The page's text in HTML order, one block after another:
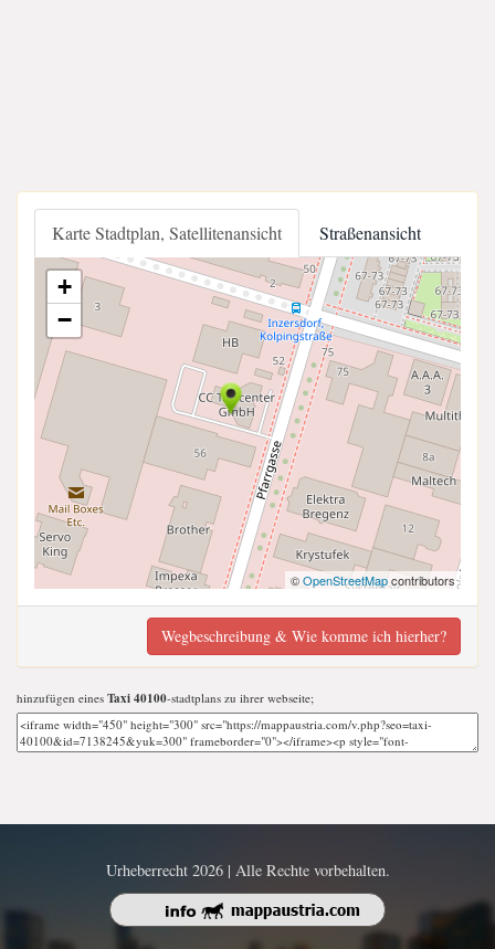
Karte Stadtplan, Satellitenansicht Straßenansicht
+
−
©OpenStreetMapcontributors
Wegbeschreibung & Wie komme ich hierher?
hinzufügen eines Taxi 40100-stadtplans zu ihrer webseite;
Urheberrecht 2026 | Alle Rechte vorbehalten.